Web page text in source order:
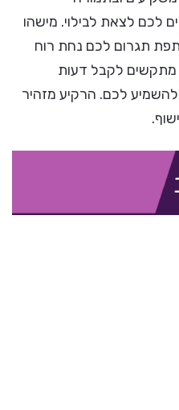
לכם לצאת לבילוי. מישהו
תגרום לכם נחת רוח
מתקשים לקבל דעות
לכם. הרקיע מזהיר